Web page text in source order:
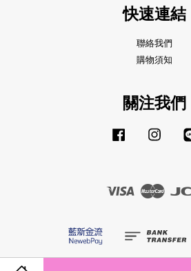
快速連結
聯絡我們
購物須知
關注我們
Facebook
Visa Master